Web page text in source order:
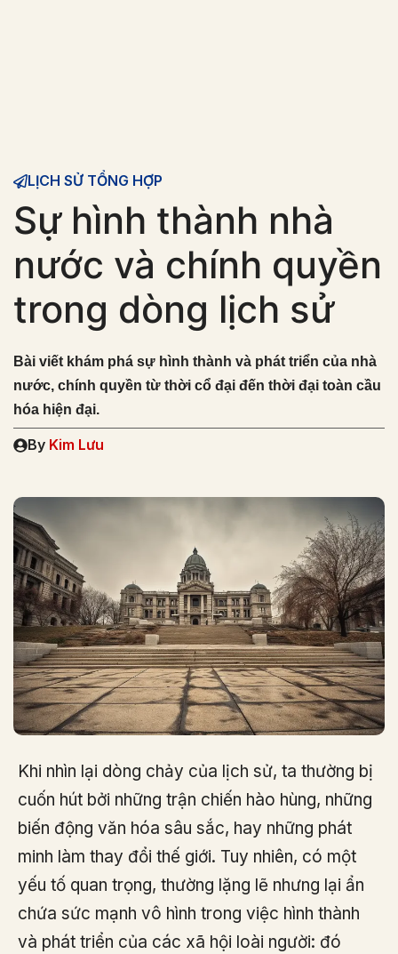
LỊCH SỬ TỔNG HỢP
Sự hình thành nhà
nước và chính quyền
trong dòng lịch sử
Bài viết khám phá sự hình thành và phát triển của nhà
nước, chính quyền từ thời cổ đại đến thời đại toàn cầu
hóa hiện đại.
By Kim Lưu
Khi nhìn lại dòng chảy của lịch sử, ta thường bị
cuốn hút bởi những trận chiến hào hùng, những
biến động văn hóa sâu sắc, hay những phát
minh làm thay đổi thế giới. Tuy nhiên, có một
yếu tố quan trọng, thường lặng lẽ nhưng lại ẩn
chứa sức mạnh vô hình trong việc hình thành
và phát triển của các xã hội loài người: đó